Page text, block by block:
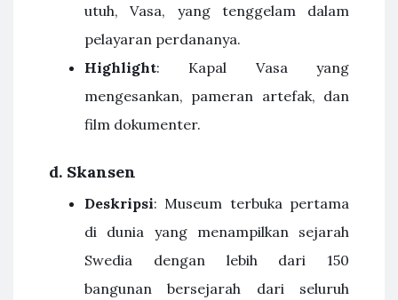
utuh, Vasa, yang tenggelam dalam
pelayaran perdananya.
Highlight: Kapal Vasa yang
mengesankan, pameran artefak, dan
film dokumenter.
d. Skansen
Deskripsi: Museum terbuka pertama
di dunia yang menampilkan sejarah
Swedia dengan lebih dari 150
bangunan bersejarah dari seluruh